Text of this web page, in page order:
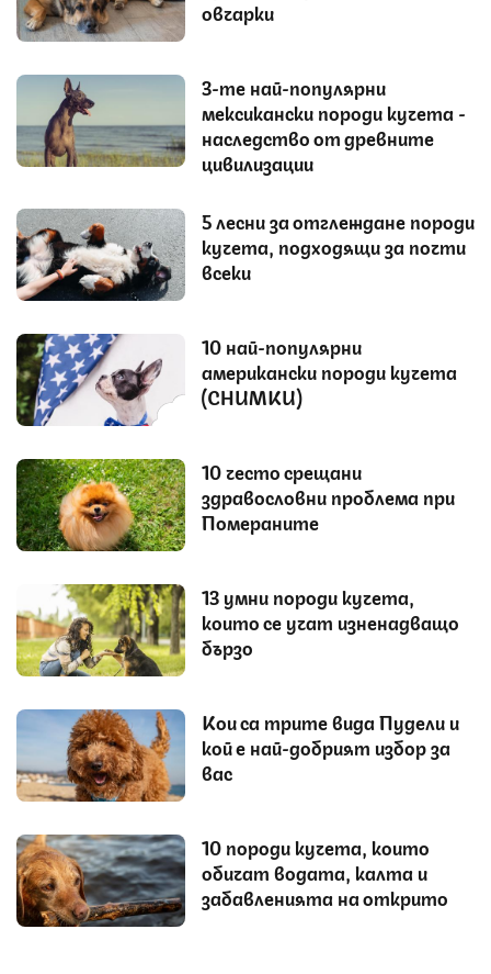
овчарки
3-те най-популярни
мексикански породи кучета -
наследство от древните
цивилизации
5 лесни за отглеждане породи
кучета, подходящи за почти
всеки
10 най-популярни
американски породи кучета
(СНИМКИ)
10 често срещани
здравословни проблема при
Помераните
13 умни породи кучета,
които се учат изненадващо
бързо
Кои са трите вида Пудели и
кой е най-добрият избор за
вас
10 породи кучета, които
обичат водата, калта и
забавленията на открито